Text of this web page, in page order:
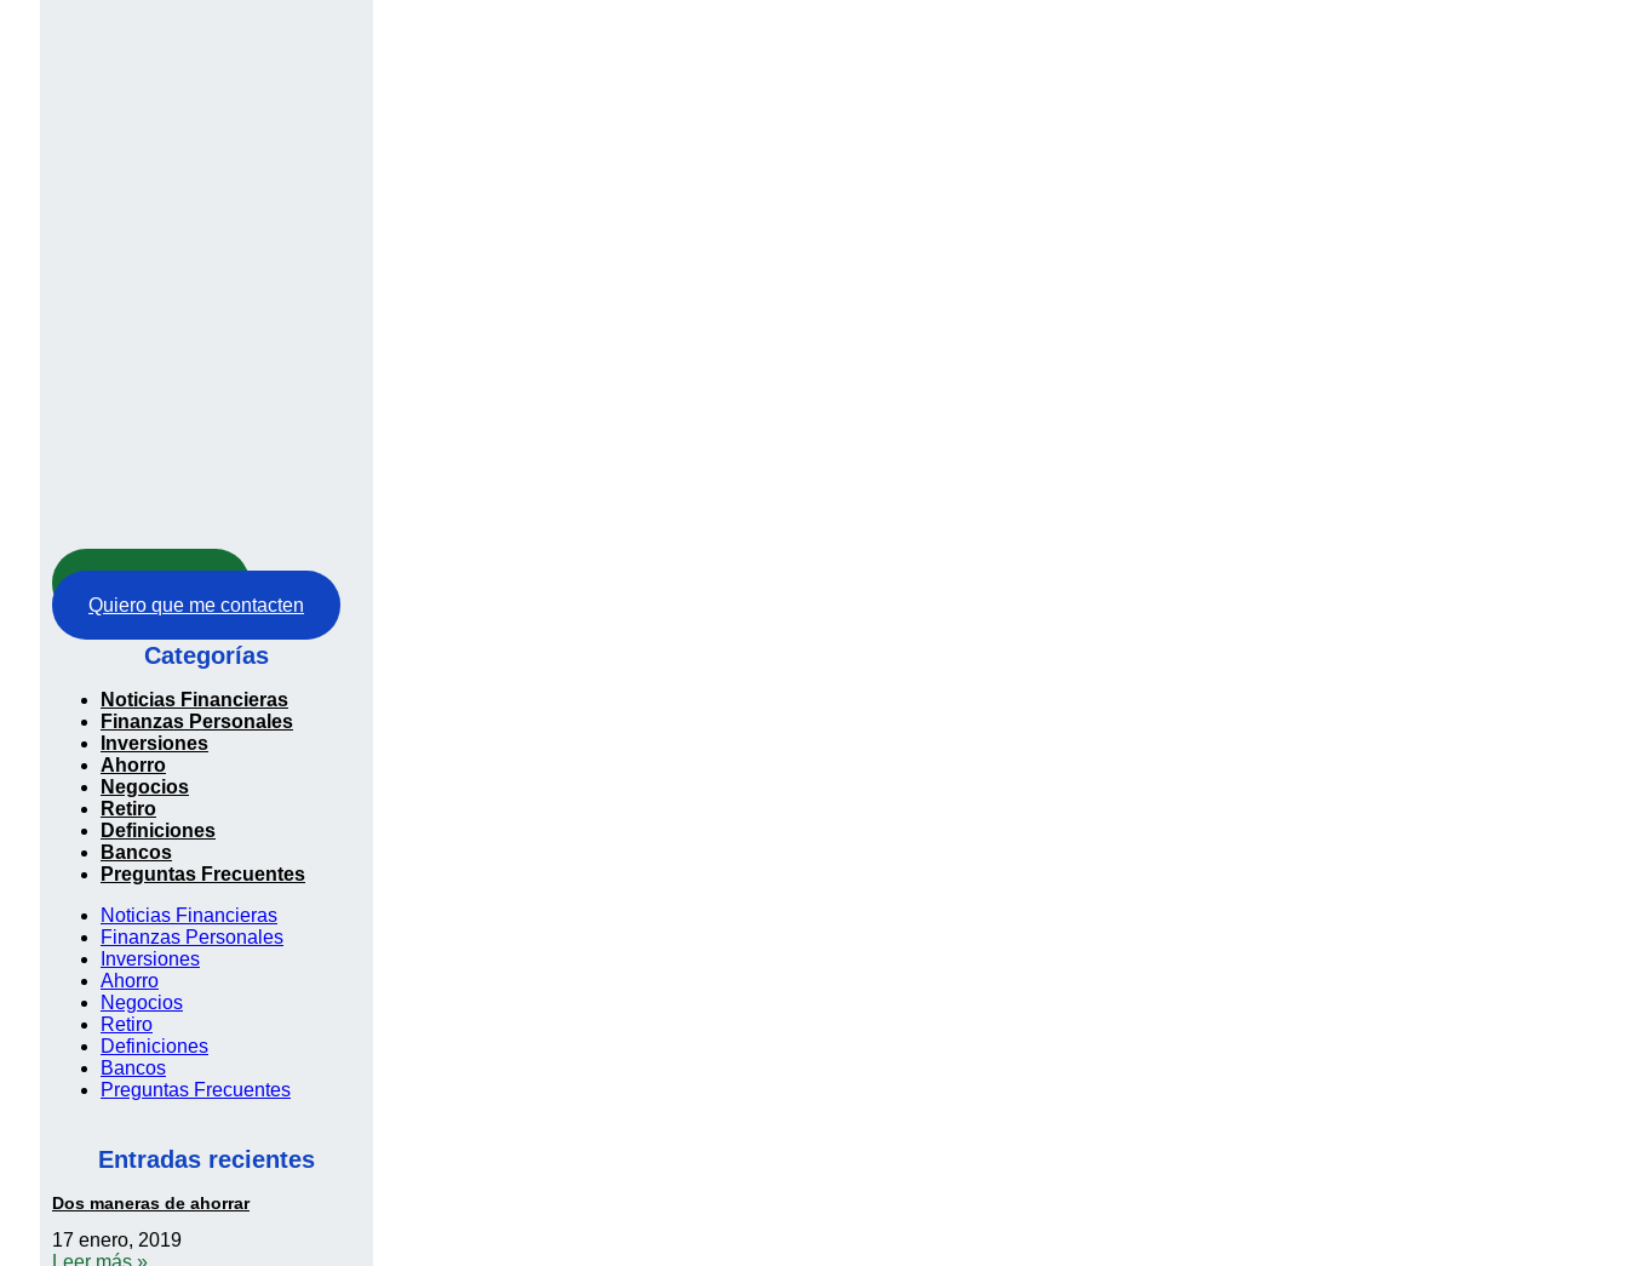
Quiero que me contacten
Categorías
Noticias Financieras
Finanzas Personales
Inversiones
Ahorro
Negocios
Retiro
Definiciones
Bancos
Preguntas Frecuentes
Noticias Financieras
Finanzas Personales
Inversiones
Ahorro
Negocios
Retiro
Definiciones
Bancos
Preguntas Frecuentes
Entradas recientes
Dos maneras de ahorrar
17 enero, 2019